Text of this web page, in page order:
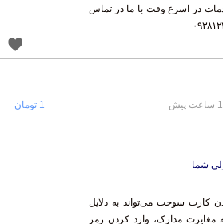
شما
کارت سوخت می‌تواند به دلایل
مغایرت مدارک، وارد کردن رمز
پیش 1 تومان